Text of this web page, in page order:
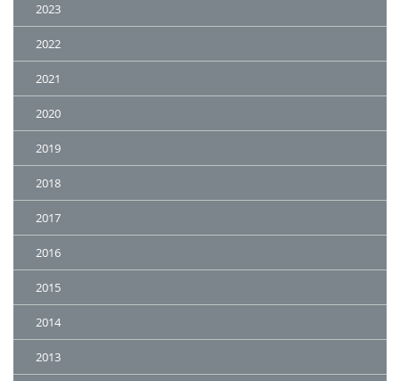
2023
2022
2021
2020
2019
2018
2017
2016
2015
2014
2013